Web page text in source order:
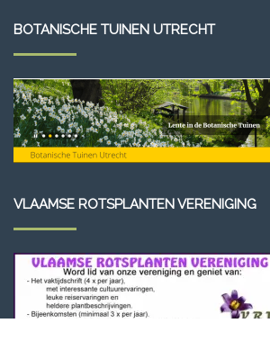
BOTANISCHE TUINEN UTRECHT
VLAAMSE ROTSPLANTEN VERENIGING